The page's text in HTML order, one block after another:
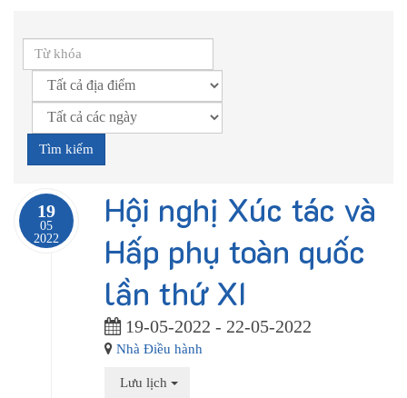
19
05
2022
Hội nghị Xúc tác và
Hấp phụ toàn quốc
lần thứ XI
19-05-2022 - 22-05-2022
Nhà Điều hành
Lưu lịch